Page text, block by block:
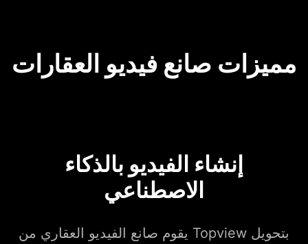
مميزات صانع فيديو العقارات
إنشاء الفيديو بالذكاء
الاصطناعي
يقوم صانع الفيديو العقاري من Topview بتحويل